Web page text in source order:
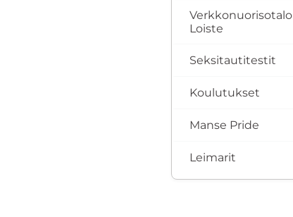
Verkkonuorisotalo
Loiste
Seksitautitestit
Koulutukset
Manse Pride
Leimarit